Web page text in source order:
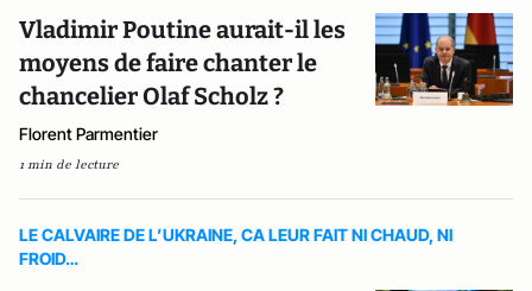
Vladimir Poutine aurait-il les
moyens de faire chanter le
chancelier Olaf Scholz ?
Florent Parmentier
1 min de lecture
LE CALVAIRE DE L’UKRAINE, CA LEUR FAIT NI CHAUD, NI
FROID…